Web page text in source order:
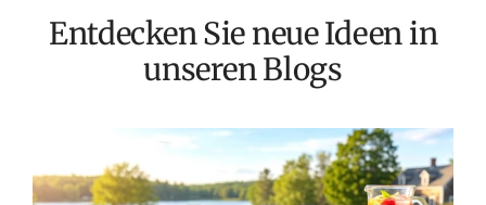
r
e
i
Entdecken Sie neue Ideen in
unseren Blogs